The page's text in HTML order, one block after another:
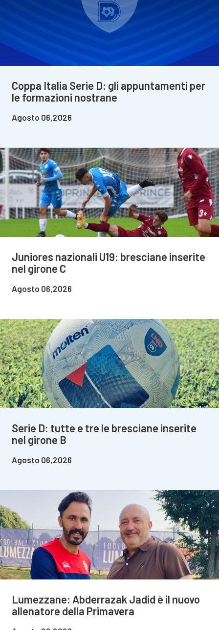
Coppa Italia Serie D: gli appuntamenti per
le formazioni nostrane
Agosto 06,2026
Juniores nazionali U19: bresciane inserite
nel girone C
Agosto 06,2026
Serie D: tutte e tre le bresciane inserite
nel girone B
Agosto 06,2026
Lumezzane: Abderrazak Jadid è il nuovo
allenatore della Primavera